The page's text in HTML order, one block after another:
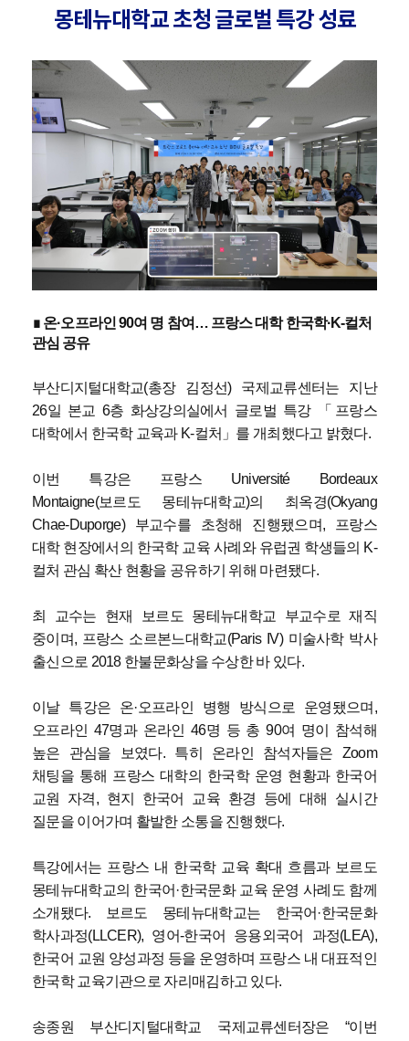
몽테뉴대학교 초청 글로벌 특강 성료
∎ 온·오프라인 90여 명 참여… 프랑스 대학 한국학·K-컬처
관심 공유
부산디지털대학교(총장 김정선) 국제교류센터는 지난
26일 본교 6층 화상강의실에서 글로벌 특강 「프랑스
대학에서 한국학 교육과 K-컬처」를 개최했다고 밝혔다.
이번 특강은 프랑스 Université Bordeaux
Montaigne(보르도 몽테뉴대학교)의 최옥경(Okyang
Chae-Duporge) 부교수를 초청해 진행됐으며, 프랑스
대학 현장에서의 한국학 교육 사례와 유럽권 학생들의 K-
컬처 관심 확산 현황을 공유하기 위해 마련됐다.
최 교수는 현재 보르도 몽테뉴대학교 부교수로 재직
중이며, 프랑스 소르본느대학교(Paris IV) 미술사학 박사
출신으로 2018 한불문화상을 수상한 바 있다.
이날 특강은 온·오프라인 병행 방식으로 운영됐으며,
오프라인 47명과 온라인 46명 등 총 90여 명이 참석해
높은 관심을 보였다. 특히 온라인 참석자들은 Zoom
채팅을 통해 프랑스 대학의 한국학 운영 현황과 한국어
교원 자격, 현지 한국어 교육 환경 등에 대해 실시간
질문을 이어가며 활발한 소통을 진행했다.
특강에서는 프랑스 내 한국학 교육 확대 흐름과 보르도
몽테뉴대학교의 한국어·한국문화 교육 운영 사례도 함께
소개됐다. 보르도 몽테뉴대학교는 한국어·한국문화
학사과정(LLCER), 영어-한국어 응용외국어 과정(LEA),
한국어 교원 양성과정 등을 운영하며 프랑스 내 대표적인
한국학 교육기관으로 자리매김하고 있다.
송종원 부산디지털대학교 국제교류센터장은 “이번